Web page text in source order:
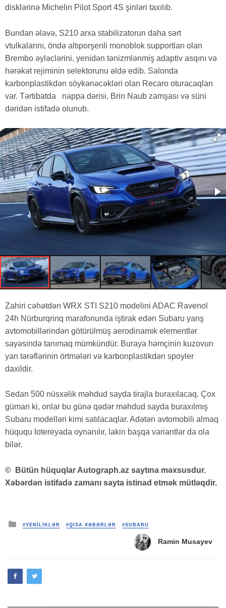
disklərinə Michelin Pilot Sport 4S şinləri taxılıb.
Bundan əlavə, S210 arxa stabilizatorun daha sərt
vtulkalarını, öndə altıporşenli monoblok supportları olan
Brembo əyləclərini, yenidən tənizmlənmiş adaptiv asqını və
hərəkət rejiminin selektorunu əldə edib. Salonda
karbonplastikdən söykənəcəkləri olan Recaro oturacaqları
var. Tərtibatda nappa dərisi, Brin Naub zamşası və süni
dəridən istifadə olunub.
Zahiri cəhətdən WRX STI S210 modelini ADAC Ravenol
24h Nürburqrinq marafonunda iştirak edən Subaru yarış
avtomobillərindən götürülmüş aerodinamik elementlər
sayəsində tanımaq mümkündür. Buraya həmçinin kuzovun
yan tərəflərinin örtmələri və karbonplastikdən spoyler
daxildir.
Sedan 500 nüsxəlik məhdud sayda tirajla buraxılacaq. Çox
güman ki, onlar bu günə qədər məhdud sayda buraxılmış
Subaru modelləri kimi satılacaqlar. Adətən avtomobili almaq
hüququ lotereyada oynanılır, lakin başqa variantlar da ola
bilər.
©
Bütün hüquqlar Autograph.az saytına məxsusdur.
Xəbərdən istifadə zamanı sayta istinad etmək mütləqdir.
Posted
#YENİLİKLƏR #QISA XƏBƏRLƏR #SUBARU
Ramin Musayev